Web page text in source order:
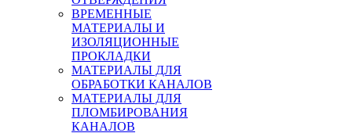
ВРЕМЕННЫЕ
МАТЕРИАЛЫ И
ИЗОЛЯЦИОННЫЕ
ПРОКЛАДКИ
МАТЕРИАЛЫ ДЛЯ
ОБРАБОТКИ КАНАЛОВ
МАТЕРИАЛЫ ДЛЯ
ПЛОМБИРОВАНИЯ
КАНАЛОВ